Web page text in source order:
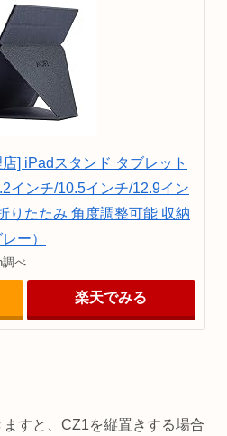
] iPadスタンド タブレット
インチ/10.5インチ/12.9イン
りたたみ 角度調整可能 収納
ー）
調べ
楽天でみる
すと、CZ1を縦置きする場合